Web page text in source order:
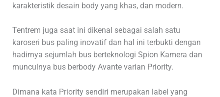
karakteristik desain body yang khas, dan modern.
Tentrem juga saat ini dikenal sebagai salah satu
karoseri bus paling inovatif dan hal ini terbukti dengan
hadirnya sejumlah bus berteknologi Spion Kamera dan
munculnya bus berbody Avante varian Priority.
Dimana kata Priority sendiri merupakan label yang